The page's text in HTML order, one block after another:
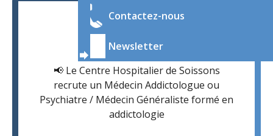
Contactez-nous
Newsletter
Publié le 1 avril 2026
📢 Le Centre Hospitalier de Soissons
recrute un Médecin Addictologue ou
Psychiatre / Médecin Généraliste formé en
addictologie